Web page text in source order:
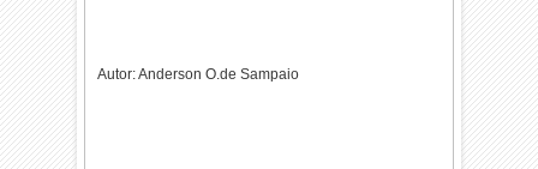
Autor: Anderson O.de Sampaio